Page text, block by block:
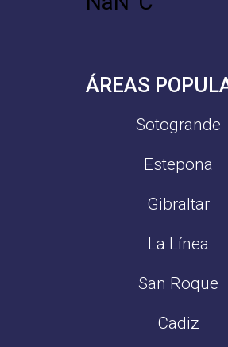
ÁREAS
Sotogrande
Estepona
Gibraltar
La Línea
San Roque
Cadiz